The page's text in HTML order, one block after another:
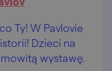
Ty! W Pavlovie
Dzieci na
wystawę.